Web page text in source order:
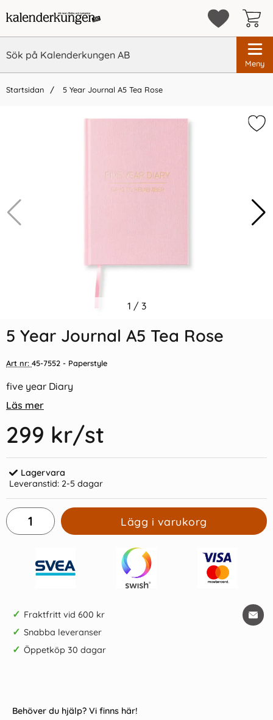
Meny
Startsidan 5 Year Journal A5 Tea Rose
Vi rekommenderar
55 kr/st 279 kr/st
1 / 3
5 Year Journal A5 Tea Rose
Art nr: 45-7552 - Paperstyle
five year Diary
Läs mer
299 kr/st
Lagervara
Leveranstid: 2-5 dagar
Lägg i varukorg
✓ Fraktfritt vid 600 kr
✓ Snabba leveranser
✓ Öppetköp 30 dagar
Behöver du hjälp? Vi finns här!